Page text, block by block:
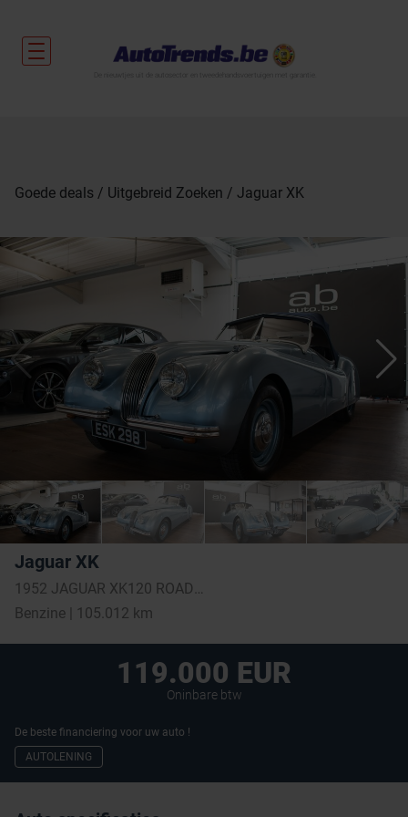
Goede deals Uitgebreid Zoeken Jaguar XK
Jaguar XK
Benzine | 105.012 km
119.000 EUR
Oninbare btw
De beste financiering voor uw auto !
AUTOLENING